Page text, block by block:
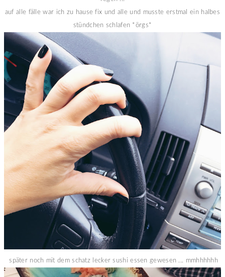
auf alle fälle war ich zu hause fix und alle und musste erstmal ein halbes
stündchen schlafen *örgs*
später noch mit dem schatz lecker sushi essen gewesen ... mmhhhhhh